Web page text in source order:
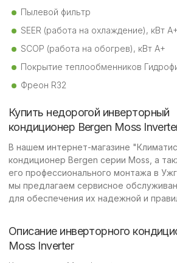
Пылевой фильтр
SEER (работа на охлаждение), кВт A+
SCOP (работа на обогрев), кВт A+
Покрытие теплообменников
Фреон R32
Купить недорогой инверторный
кондиционер Bergen Moss
В нашем интернет-магазине
кондиционер Bergen серии Moss, а
его профессионального монтажа в
мы предлагаем сервисное
для обеспечения их надежной и
Описание инверторного
Moss Inverter